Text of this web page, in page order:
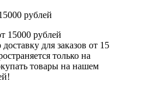
рублей
для заказов от 15
только на
товары на нашем